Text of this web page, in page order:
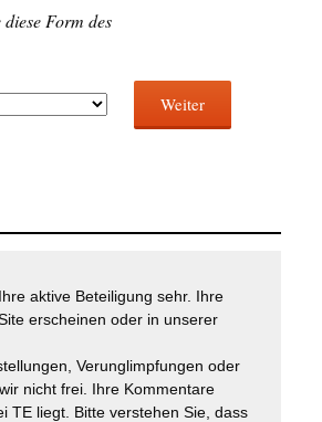
Form des
Weiter
aktive Beteiligung sehr. Ihre
erscheinen oder in unserer
Verunglimpfungen oder
nicht frei. Ihre Kommentare
TE liegt. Bitte verstehen Sie, dass